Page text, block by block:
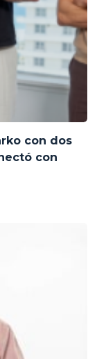
con dos
con